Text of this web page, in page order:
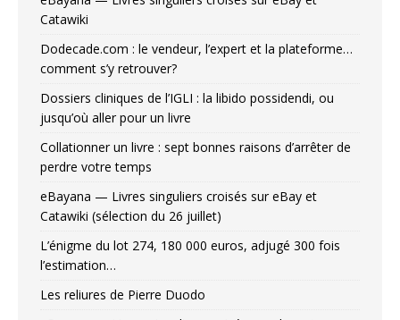
Catawiki
Dodecade.com : le vendeur, l’expert et la plateforme…
comment s’y retrouver?
Dossiers cliniques de l’IGLI : la libido possidendi, ou
jusqu’où aller pour un livre
Collationner un livre : sept bonnes raisons d’arrêter de
perdre votre temps
eBayana — Livres singuliers croisés sur eBay et
Catawiki (sélection du 26 juillet)
L’énigme du lot 274, 180 000 euros, adjugé 300 fois
l’estimation…
Les reliures de Pierre Duodo